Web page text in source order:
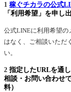
1 稼ぐチカラの公式
「利用希望」を申し
公式LINEに利用希望
はなく、ご相談いただ
い。
2 指定したURLを通
相談・お問い合わせ
料）